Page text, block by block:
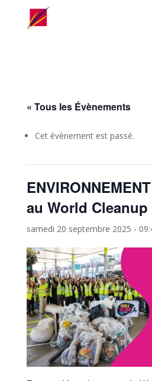
« Tous les Évènements
Cet évènement est passé.
au World Cleanup
samedi 20 septembre 2025 -